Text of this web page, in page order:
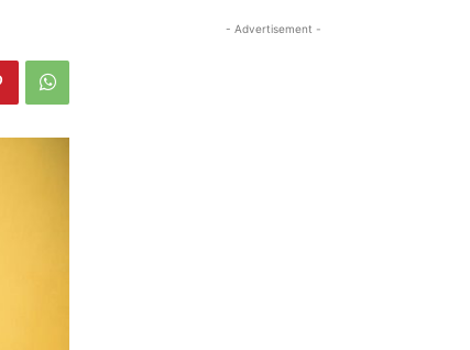
- Advertisement -